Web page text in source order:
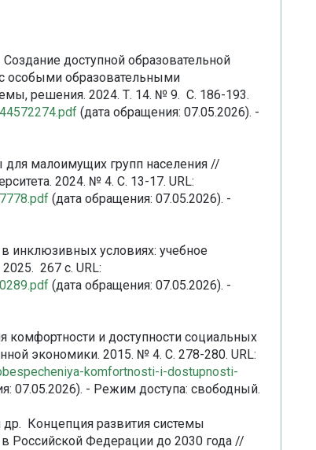
доступной образовательной
особыми образовательными
решения. 2024. Т. 14. № 9. С. 186-193.
(дата обращения: 07.05.2026). -
для малоимущих групп населения //
2024. № 4. С. 13-17. URL:
(дата обращения: 07.05.2026). -
инклюзивных условиях: учебное
267 с. URL:
(дата обращения: 07.05.2026). -
комфортности и доступности социальных
экономики. 2015. № 4. С. 278-280. URL:
komfortnosti-i-dostupnosti-
07.05.2026). - Режим доступа: свободный.
Концепция развития системы
Российской Федерации до 2030 года //